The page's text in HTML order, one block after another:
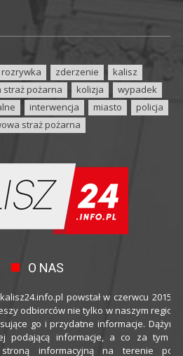
rozrywka zderzenie
kalisz
straż pożarna kolizja
wypadek
interwencja miasto
policja
straż pożarna
O NAS
powstał w czerwcu 2015
odbiorców nie tylko w naszym
go i przydatne informacje.
podającą informacje, a co za tym
stroną informacyjną na terenie